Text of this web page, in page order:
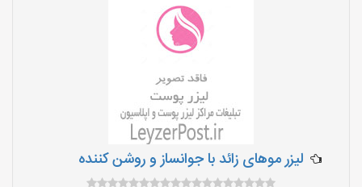
لیزر موهای زائد با جوانساز و روشن کننده